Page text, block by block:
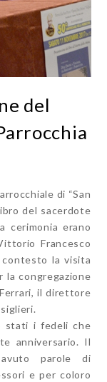
del
di “San
del sacerdote
cerimonia erano
Francesco
la visita
la congregazione
il direttore
stati i fedeli che
anniversario. Il
parole di
e per coloro